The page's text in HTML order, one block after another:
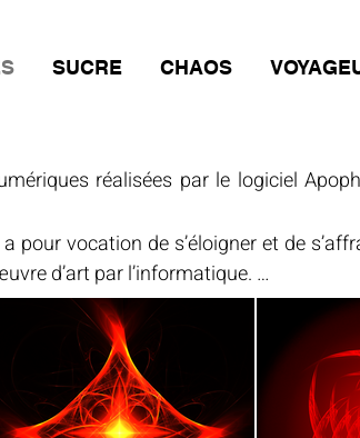
SUCRE CHAOS
réalisées par le logiciel
pour vocation de s’éloigner et de
d’art par l’informatique.
Chaons sont réalisés grâce à
grâce à une programmation
des paramètres afin d’obtenir un